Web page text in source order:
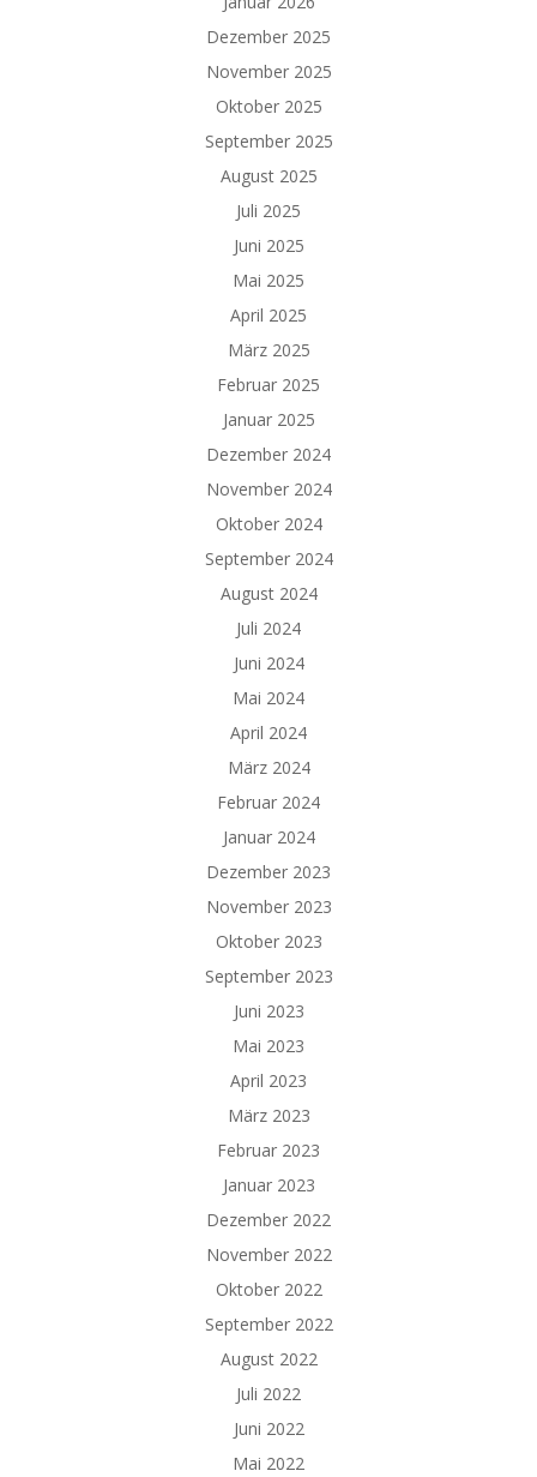
Dezember 2025
November 2025
Oktober 2025
September 2025
August 2025
Juli 2025
Juni 2025
Mai 2025
April 2025
März 2025
Februar 2025
Januar 2025
Dezember 2024
November 2024
Oktober 2024
September 2024
August 2024
Juli 2024
Juni 2024
Mai 2024
April 2024
März 2024
Februar 2024
Januar 2024
Dezember 2023
November 2023
Oktober 2023
September 2023
Juni 2023
Mai 2023
April 2023
März 2023
Februar 2023
Januar 2023
Dezember 2022
November 2022
Oktober 2022
September 2022
August 2022
Juli 2022
Juni 2022
Mai 2022